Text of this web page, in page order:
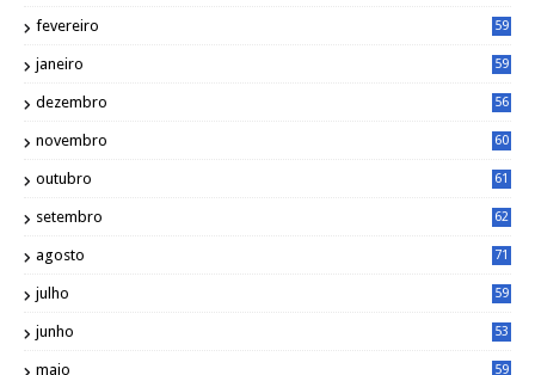
fevereiro 59
janeiro 59
dezembro 56
novembro 60
outubro 61
setembro 62
agosto 71
julho 59
junho 53
maio 59